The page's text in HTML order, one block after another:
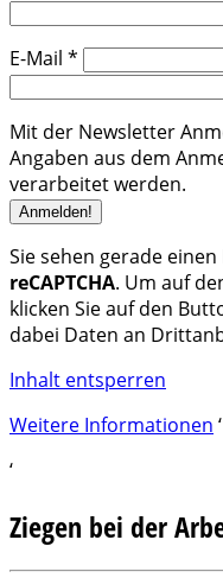
E-Mail *
Mit der Newsletter
Angaben aus dem
verarbeitet werden.
Sie sehen gerade
reCAPTCHA. Um auf
klicken Sie auf den
dabei Daten an
Inhalt entsperren
Weitere Informationen ‘
‘
Ziegen bei der